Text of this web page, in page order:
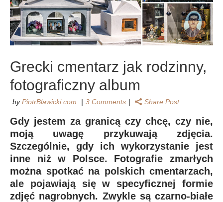
Grecki cmentarz jak rodzinny,
fotograficzny album
byPiotrBlawicki.com 3 Comments Share Post
Gdy jestem za granicą czy chcę, czy nie,
moją uwagę przykuwają zdjęcia.
Szczególnie, gdy ich wykorzystanie jest
inne niż w Polsce. Fotografie zmarłych
można spotkać na polskich cmentarzach,
ale pojawiają się w specyficznej formie
zdjęć nagrobnych. Zwykle są czarno-białe